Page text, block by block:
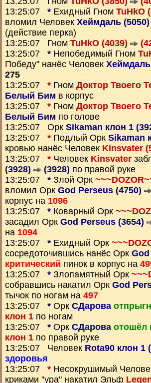
13:25:07 * Ехидный Гном TuHkO
вломил Человек Хеймдаль (5050)
(действие перка)
13:25:07 Гном TuHkO (4039)
13:25:07 * Непобедимый Гном
Победу" нанёс Человек Хеймдаль
275
13:25:07 * Гном Доктор Твоего
Белый Бим в корпус
13:25:07 * Гном Доктор Твоего
Белый Бим по голове
13:25:07 Орк Sikaman клон 1
13:25:07 * Подлый Орк Sikaman
кровью нанёс Человек Kinsvater
13:25:07 * Человек Kinsvater
(3928)
(3928) по правой руке
13:25:07 * Злой Орк
вломил Орк God Perseus (4750)
корпус на 1096
13:25:07 * Коварный Орк
засадил Орк God Perseus (3654)
на 1094
13:25:07 * Ехидный Орк
сосредоточившись нанёс Орк
критический пинок в корпус на
13:25:07 * Злопамятный Орк
собравшись накатил Орк God
тычок по ногам на 497
13:25:07 * Орк СДарова
клон 1 по ногам
13:25:07 * Орк СДарова отошёл
клон 1 по правой руке
13:25:07 Человек Rota90 клон 1
здоровья
13:25:07 * Несокрушимый
криками "ура" накатил Эльф